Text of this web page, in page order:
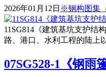
2026年01月12日 ※钢构图集
11SG814《建筑基坑支护结
路、港口、水利工程的陆上
07SG528-1《钢雨